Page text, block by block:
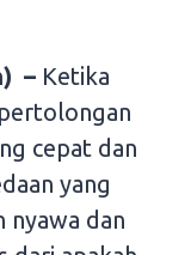
– Ketika
cepat dan
yang
nyawa dan